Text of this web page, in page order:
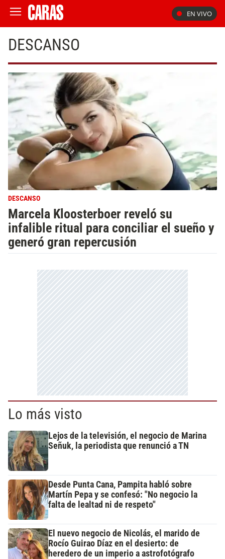
EN VIVO
DESCANSO
DESCANSO
Marcela Kloosterboer reveló su
infalible ritual para conciliar el sueño y
generó gran repercusión
Lo más visto
Lejos de la televisión, el negocio de Marina
Señuk, la periodista que renunció a TN
Desde Punta Cana, Pampita habló sobre
Martín Pepa y se confesó: "No negocio la
falta de lealtad ni de respeto"
El nuevo negocio de Nicolás, el marido de
Rocío Guirao Díaz en el desierto: de
heredero de un imperio a astrofotógrafo